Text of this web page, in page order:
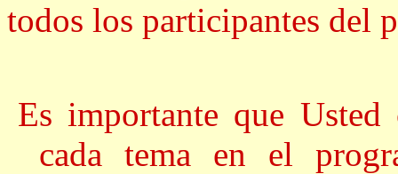
todos los participantes del
Es importante que
cada tema en el